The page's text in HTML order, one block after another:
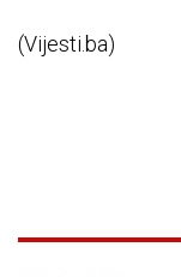
(Vijesti.ba)